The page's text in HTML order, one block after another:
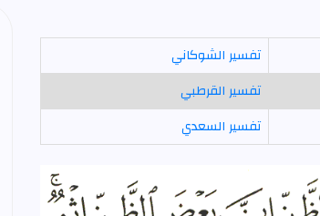
تفسير الشوكاني
تفسير القرطبي
تفسير السعدي